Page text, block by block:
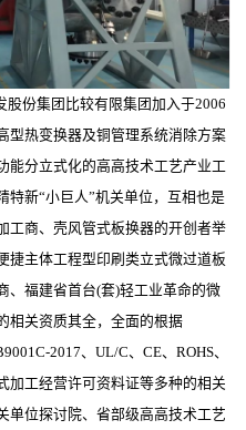
股份集团比较有限集团加入于2006
型热变换器及铜管理系统消除方案
能分立式化的高高技术工艺产业工
特新“小巨人”机关单位，互相也是
工商、壳风管式板换器的开创者举
捷主体工程型印刷类立式微过道板
、福建省首台(套)轻工业革命的微
相关资质其全，全面的根据
2017、UL/C、CE、ROHS、
加工经营许可资料证等多种的相关
单位探讨院、省部级高高技术工艺